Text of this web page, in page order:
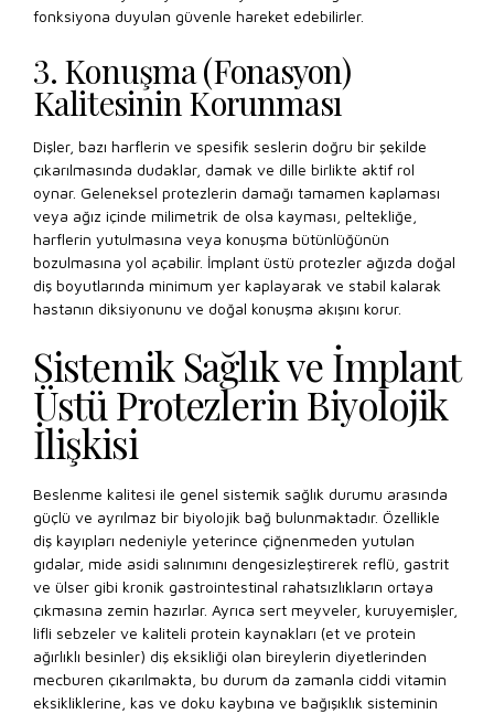
fonksiyona duyulan güvenle hareket edebilirler.
3. Konuşma (Fonasyon)
Kalitesinin Korunması
Dişler, bazı harflerin ve spesifik seslerin doğru bir şekilde
çıkarılmasında dudaklar, damak ve dille birlikte aktif rol
oynar. Geleneksel protezlerin damağı tamamen kaplaması
veya ağız içinde milimetrik de olsa kayması, peltekliğe,
harflerin yutulmasına veya konuşma bütünlüğünün
bozulmasına yol açabilir. İmplant üstü protezler ağızda doğal
diş boyutlarında minimum yer kaplayarak ve stabil kalarak
hastanın diksiyonunu ve doğal konuşma akışını korur.
Sistemik Sağlık ve İmplant
Üstü Protezlerin Biyolojik
İlişkisi
Beslenme kalitesi ile genel sistemik sağlık durumu arasında
güçlü ve ayrılmaz bir biyolojik bağ bulunmaktadır. Özellikle
diş kayıpları nedeniyle yeterince çiğnenmeden yutulan
gıdalar, mide asidi salınımını dengesizleştirerek reflü, gastrit
ve ülser gibi kronik gastrointestinal rahatsızlıkların ortaya
çıkmasına zemin hazırlar. Ayrıca sert meyveler, kuruyemişler,
lifli sebzeler ve kaliteli protein kaynakları (et ve protein
ağırlıklı besinler) diş eksikliği olan bireylerin diyetlerinden
mecburen çıkarılmakta, bu durum da zamanla ciddi vitamin
eksikliklerine, kas ve doku kaybına ve bağışıklık sisteminin